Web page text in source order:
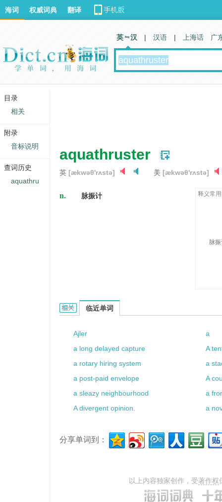
aquathruster
英 [ækwəθ'rʌstə] 美 [ækwəθ'rʌstə]
n. 脉振计 释义常
脉
aquathruster的相关资料：
临近单词
Ajler
a
a long delayed capture
A
a rotary hiring system
a
a post-paid envelope
A
a sleazy neighbourhood
a
A divergent opinion.
a
分享单词到：
以上内容独家创作，受著作权
海词 权威词典 翻译
英 汉 | 汉语 | 上海话 广
目录
相关
附录
音标说明
查词历史
aquathru